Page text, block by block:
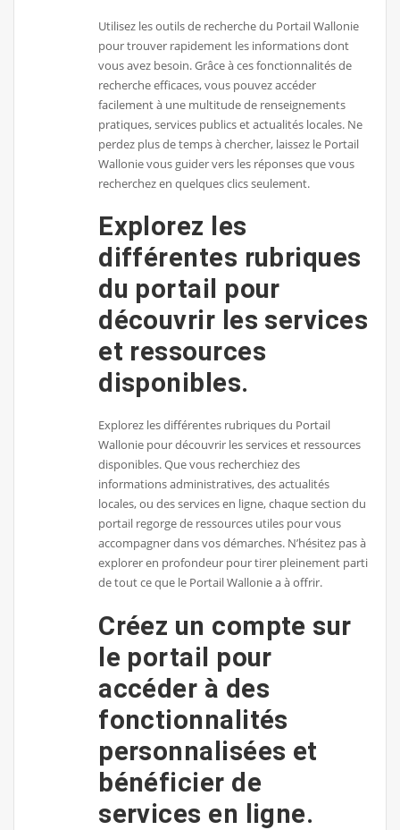
Utilisez les outils de recherche du Portail Wallonie
pour trouver rapidement les informations dont
vous avez besoin. Grâce à ces fonctionnalités de
recherche efficaces, vous pouvez accéder
facilement à une multitude de renseignements
pratiques, services publics et actualités locales. Ne
perdez plus de temps à chercher, laissez le Portail
Wallonie vous guider vers les réponses que vous
recherchez en quelques clics seulement.
Explorez les
différentes rubriques
du portail pour
découvrir les services
et ressources
disponibles.
Explorez les différentes rubriques du Portail
Wallonie pour découvrir les services et ressources
disponibles. Que vous recherchiez des
informations administratives, des actualités
locales, ou des services en ligne, chaque section du
portail regorge de ressources utiles pour vous
accompagner dans vos démarches. N’hésitez pas à
explorer en profondeur pour tirer pleinement parti
de tout ce que le Portail Wallonie a à offrir.
Créez un compte sur
le portail pour
accéder à des
fonctionnalités
personnalisées et
bénéficier de
services en ligne.